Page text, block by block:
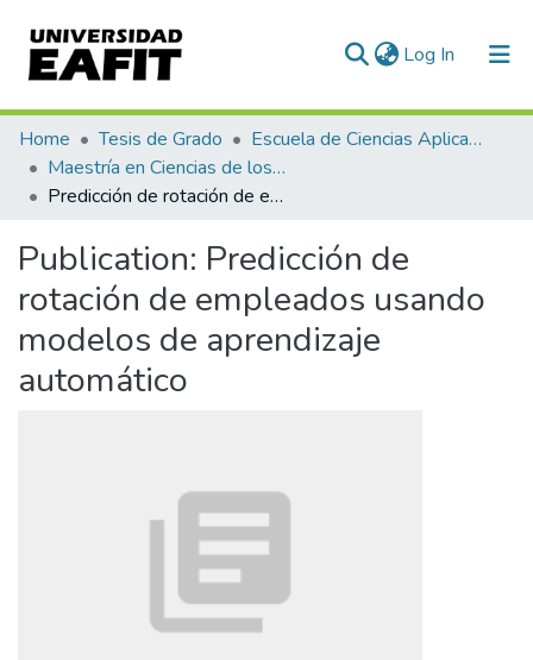
Log In (current)
Communities & Collections
All of DSpace
Home Tesis de Grado
Escuela de Ciencias Aplicadas e Ingeniería
Maestría en Ciencias de los Datos y Analítica (tesis)
Predicción de rotación de empleados usando modelos de aprendizaje automático
Publication: Predicción de
rotación de empleados usando
modelos de aprendizaje
automático